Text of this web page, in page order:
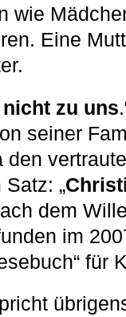
wie
Eine
zu uns
seiner
den
„
dem
im
für